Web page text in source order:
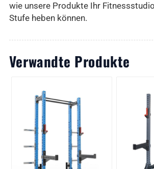
wie unsere Produkte Ihr
Stufe heben können.
Verwandte Produkte